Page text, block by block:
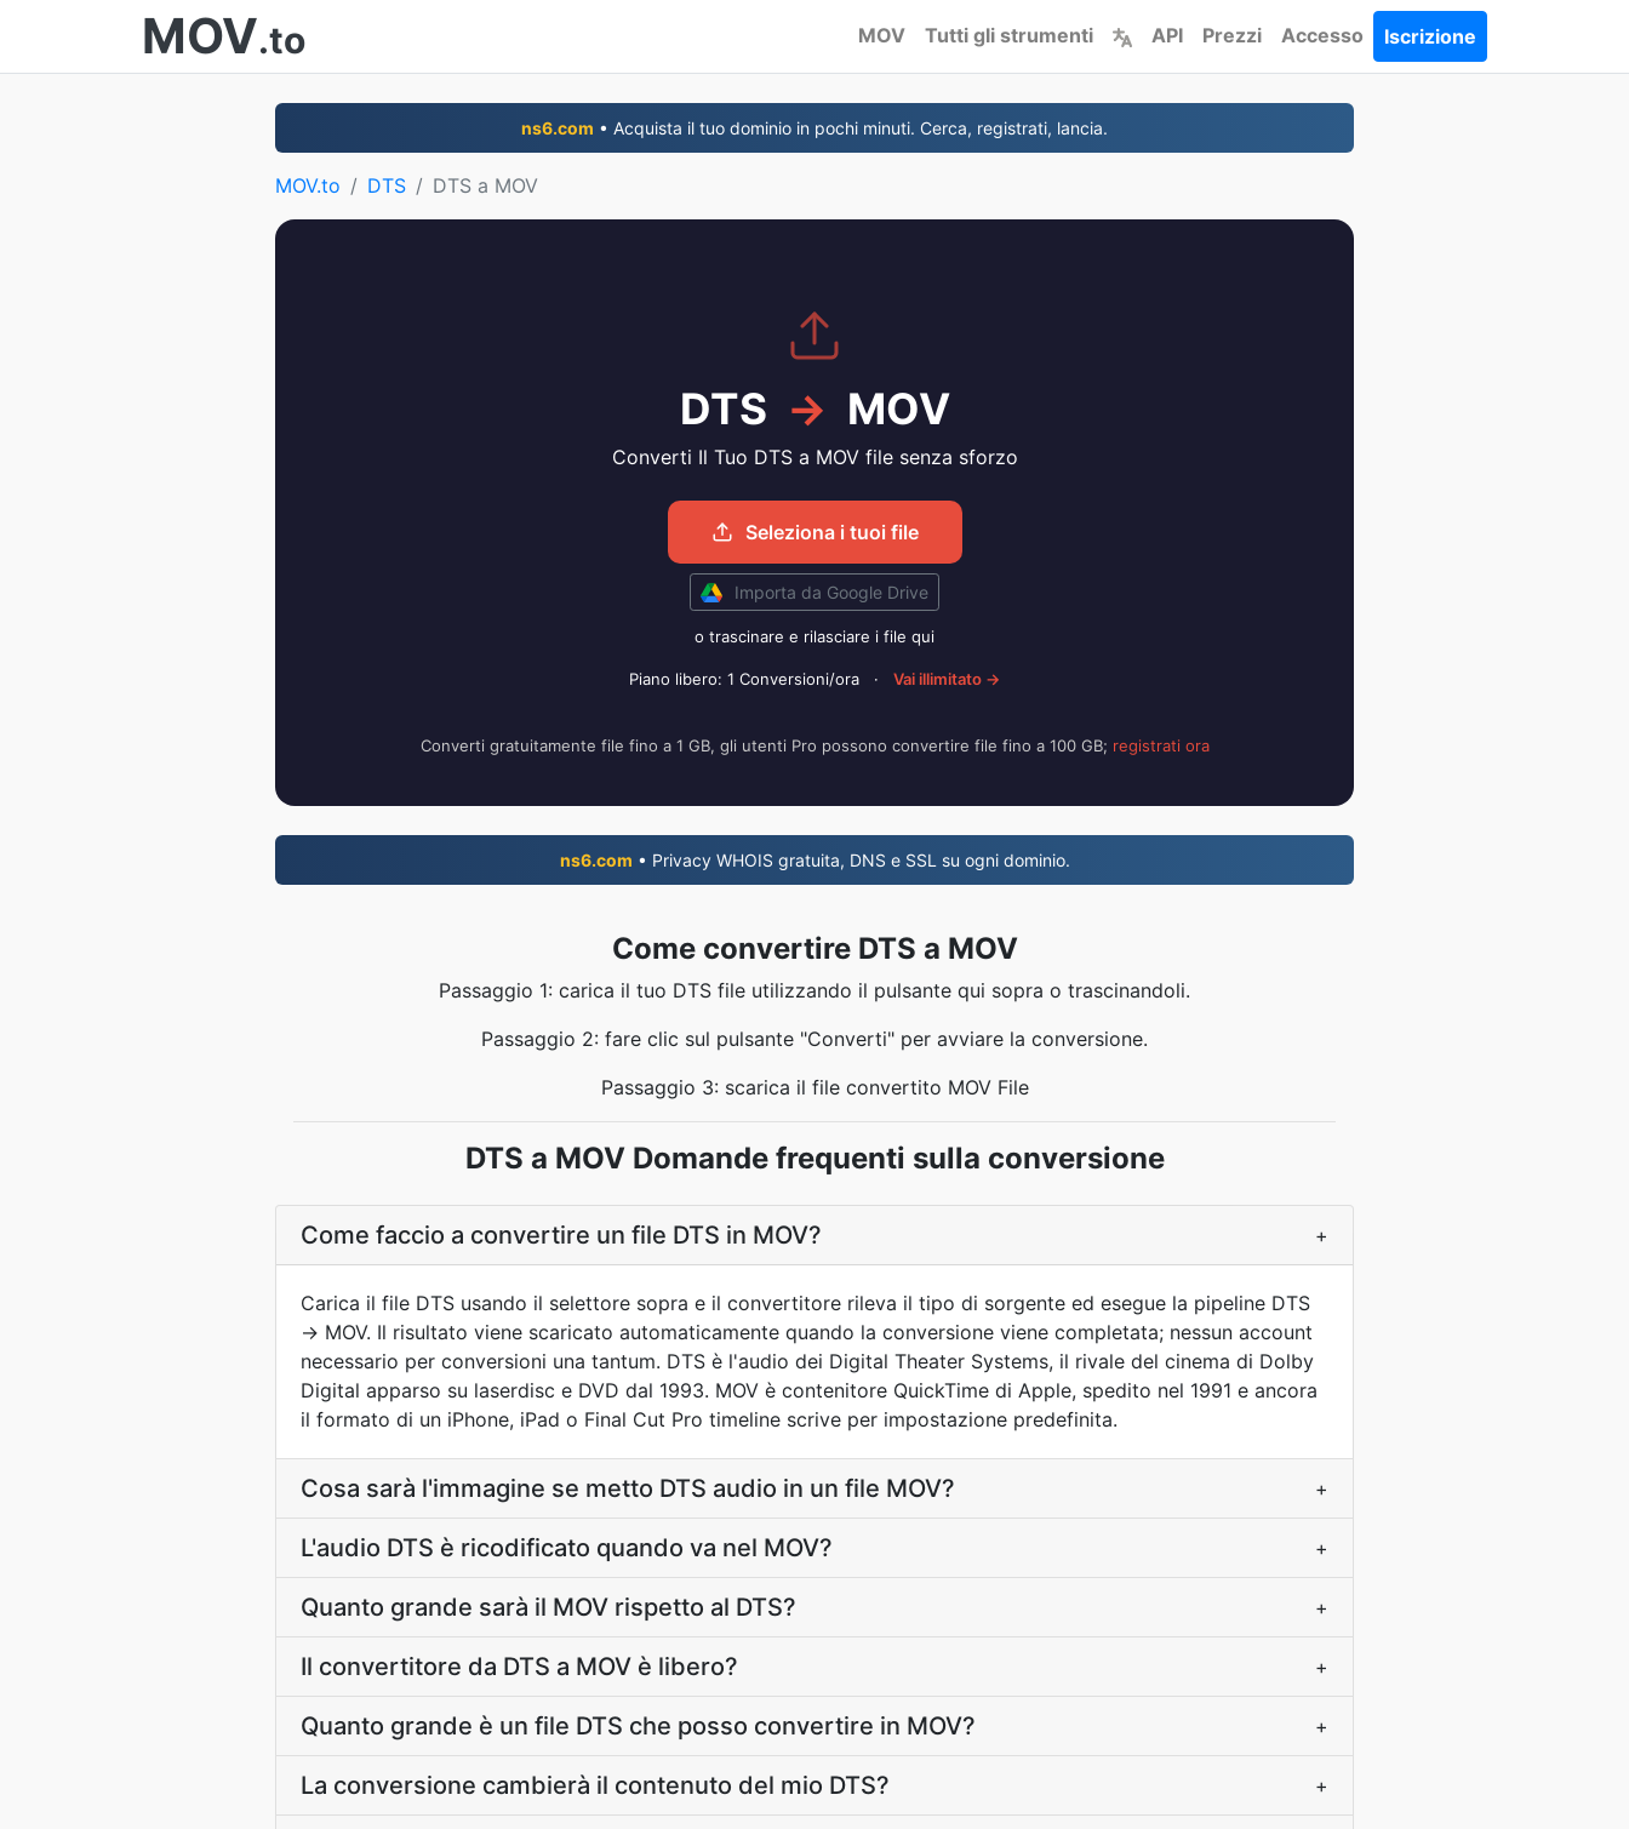
MOV.to MOV Tutti gli strumenti API Prezzi Accesso Iscrizione
ns6.com • Acquista il tuo dominio in pochi minuti. Cerca, registrati, lancia.
MOV.to DTS DTS a MOV
DTS → MOV
Converti Il Tuo DTS a MOV file senza sforzo
Seleziona i tuoi file
Importa da Google Drive
o trascinare e rilasciare i file qui
Piano libero: 1 Conversioni/ora · Vai illimitato →
Converti gratuitamente file fino a 1 GB, gli utenti Pro possono convertire file fino a 100 GB; registrati ora
ns6.com • Privacy WHOIS gratuita, DNS e SSL su ogni dominio.
Come convertire DTS a MOV
Passaggio 1: carica il tuo DTS file utilizzando il pulsante qui sopra o trascinandoli.
Passaggio 2: fare clic sul pulsante "Converti" per avviare la conversione.
Passaggio 3: scarica il file convertito MOV File
DTS a MOV Domande frequenti sulla conversione
Come faccio a convertire un file DTS in MOV? +
Carica il file DTS usando il selettore sopra e il convertitore rileva il tipo di sorgente ed esegue la pipeline DTS
→ MOV. Il risultato viene scaricato automaticamente quando la conversione viene completata; nessun account
necessario per conversioni una tantum. DTS è l'audio dei Digital Theater Systems, il rivale del cinema di Dolby
Digital apparso su laserdisc e DVD dal 1993. MOV è contenitore QuickTime di Apple, spedito nel 1991 e ancora
il formato di un iPhone, iPad o Final Cut Pro timeline scrive per impostazione predefinita.
Cosa sarà l'immagine se metto DTS audio in un file MOV? +
L'audio DTS è ricodificato quando va nel MOV? +
Quanto grande sarà il MOV rispetto al DTS? +
Il convertitore da DTS a MOV è libero? +
Quanto grande è un file DTS che posso convertire in MOV? +
La conversione cambierà il contenuto del mio DTS? +